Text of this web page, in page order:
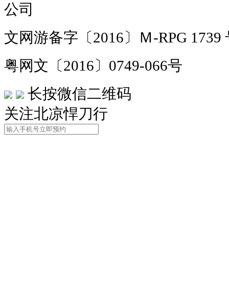
公司
文网游备字〔2016〕Ｍ-RPG 1739
粤网文〔2016〕0749-066号
长按微信二维码
关注北凉悍刀行